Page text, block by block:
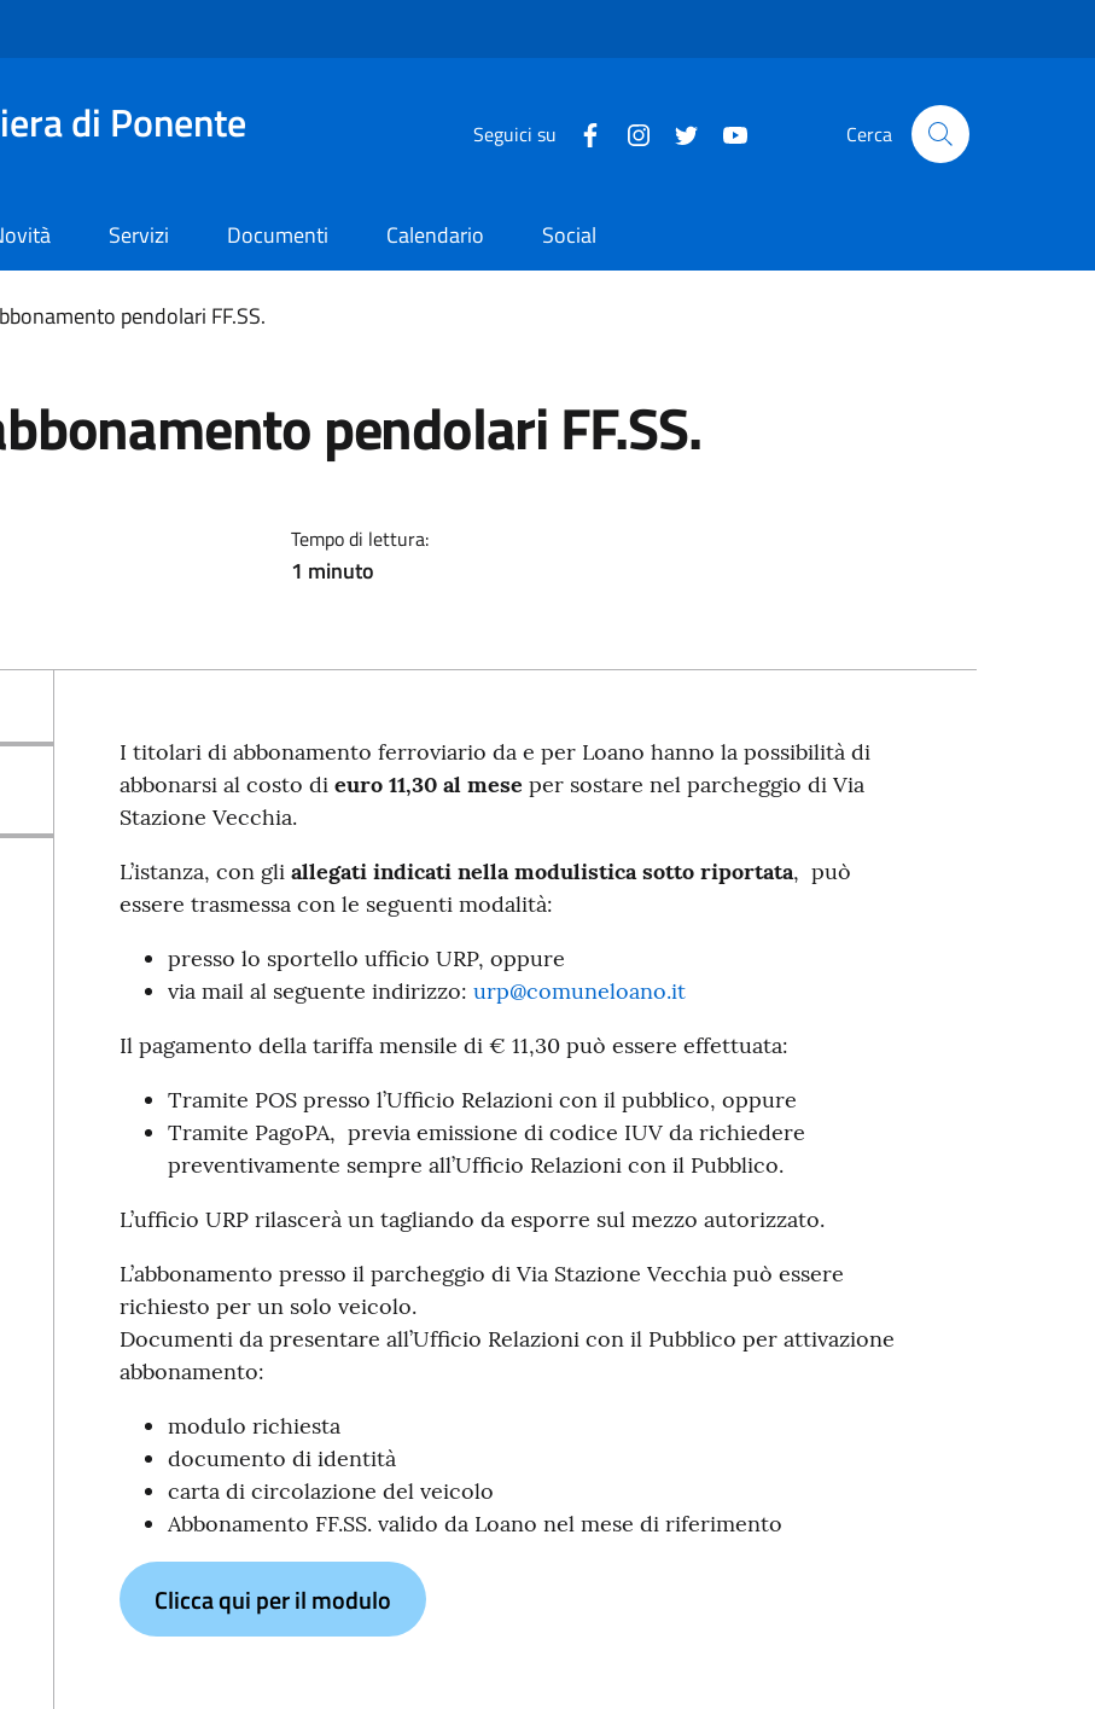
di Ponente Seguici su Cerca
Servizi Documenti Calendario Social
pendolari FF.SS.
pendolari FF.SS.
Tempo di lettura:
1 minuto
I titolari di abbonamento ferroviario da e per Loano hanno la possibilità di
abbonarsi al costo di euro 11,30 al mese per sostare nel parcheggio di Via
Stazione Vecchia.
L’istanza, con gli allegati indicati nella modulistica sotto riportata, può
essere trasmessa con le seguenti modalità:
presso lo sportello ufficio URP, oppure
via mail al seguente indirizzo: urp@comuneloano.it
Il pagamento della tariffa mensile di € 11,30 può essere effettuata:
Tramite POS presso l’Ufficio Relazioni con il pubblico, oppure
Tramite PagoPA, previa emissione di codice IUV da richiedere
preventivamente sempre all’Ufficio Relazioni con il Pubblico.
L’ufficio URP rilascerà un tagliando da esporre sul mezzo autorizzato.
L’abbonamento presso il parcheggio di Via Stazione Vecchia può essere
richiesto per un solo veicolo.
Documenti da presentare all’Ufficio Relazioni con il Pubblico per attivazione
abbonamento:
modulo richiesta
documento di identità
carta di circolazione del veicolo
Abbonamento FF.SS. valido da Loano nel mese di riferimento
Clicca qui per il modulo